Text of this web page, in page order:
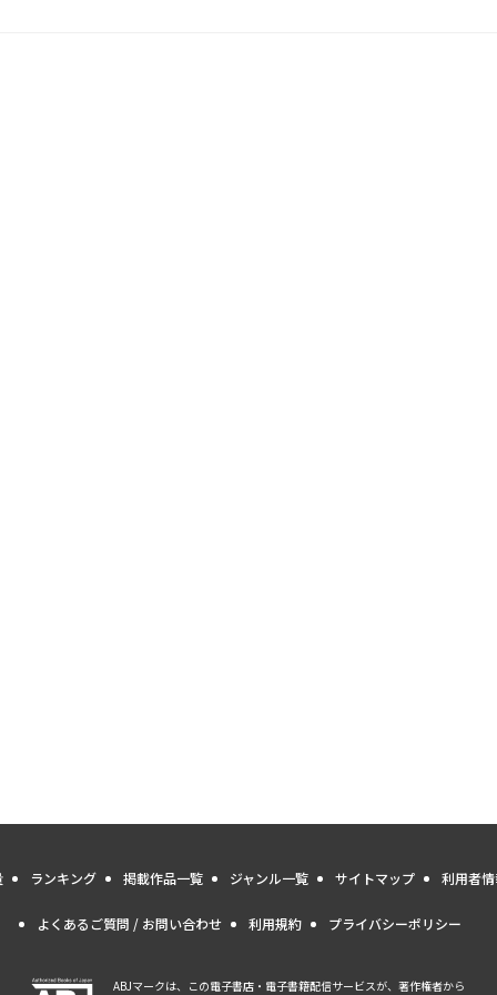
ランキング 掲載作品一覧 ジャンル一覧 サイトマップ 利用者
よくあるご質問 / お問い合わせ 利用規約 プライバシーポリシー
ABJマークは、この電子書店・電子書籍配信サービスが、著作権者から